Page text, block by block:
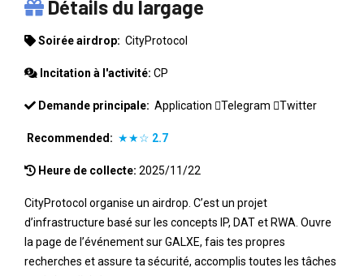
Détails du largage
Soirée airdrop: CityProtocol
Incitation à l'activité: CP
Demande principale: Application Telegram Twitter
Recommended: ★★☆ 2.7
Heure de collecte: 2025/11/22
CityProtocol organise un airdrop. C’est un projet
d’infrastructure basé sur les concepts IP, DAT et RWA. Ouvre
la page de l’événement sur GALXE, fais tes propres
recherches et assure ta sécurité, accomplis toutes les tâches